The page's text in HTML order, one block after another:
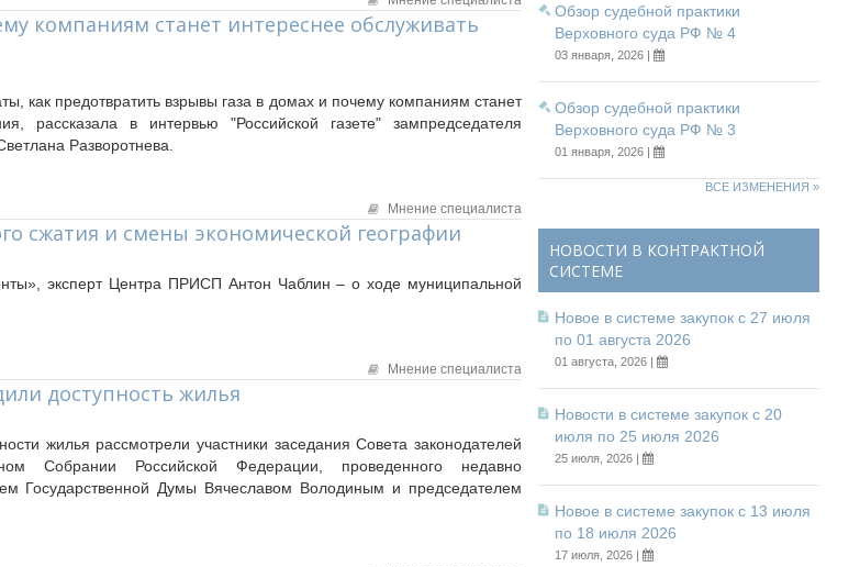
компаниям станет интереснее обслуживать
как предотвратить взрывы газа в домах и почему компаниям станет
рассказала в интервью "Российской газете" зампредседателя
Разворотнева.
Мнение специалиста
сжатия и смены экономической географии
эксперт Центра ПРИСП Антон Чаблин – о ходе муниципальной
Мнение специалиста
доступность жилья
жилья рассмотрели участники заседания Совета законодателей
Собрании Российской Федерации, проведенного недавно
Государственной Думы Вячеславом Володиным и председателем
Обзор судебной практики
Верховного суда РФ № 4
03 января, 2026 |
Обзор судебной практики
Верховного суда РФ № 3
01 января, 2026 |
ВСЕ ИЗМЕНЕНИЯ »
НОВОСТИ В КОНТРАКТНОЙ
СИСТЕМЕ
Новое в системе закупок с 27 июля
по 01 августа 2026
01 августа, 2026 |
Новости в системе закупок с 20
июля по 25 июля 2026
25 июля, 2026 |
Новое в системе закупок с 13 июля
по 18 июля 2026
17 июля, 2026 |